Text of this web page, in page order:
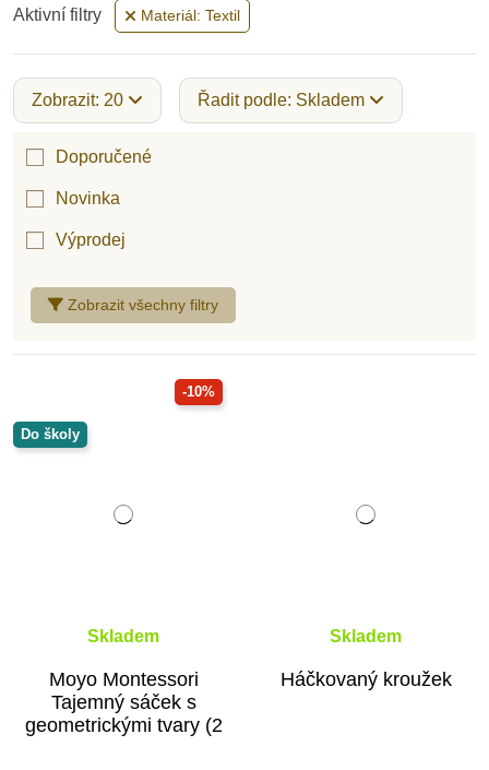
Montessori pomůcky
pro výuku barev
Aktivní filtry Materiál: Textil
Zobrazit: 20 Řadit podle: Skladem
Zobrazit všechny filtry
Doporučené
Novinka
Výprodej
-10%
Do školy
Skladem
Moyo Montessori
Tajemný sáček s
geometrickými tvary (2
Skladem
Háčkovaný kroužek